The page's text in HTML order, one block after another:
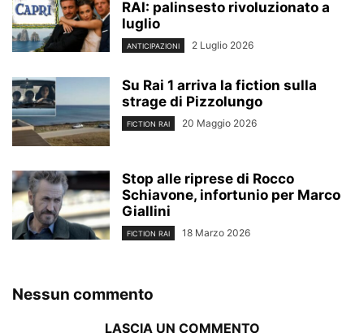
RAI: palinsesto rivoluzionato a
luglio
ANTICIPAZIONI 2 Luglio 2026
Su Rai 1 arriva la fiction sulla
strage di Pizzolungo
FICTION RAI 20 Maggio 2026
Stop alle riprese di Rocco
Schiavone, infortunio per Marco
Giallini
FICTION RAI 18 Marzo 2026
Nessun commento
LASCIA UN COMMENTO